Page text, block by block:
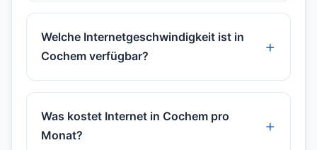
Welche Internetgeschwindigkeit ist in
Cochem verfügbar?
Was kostet Internet in Cochem pro
Monat?